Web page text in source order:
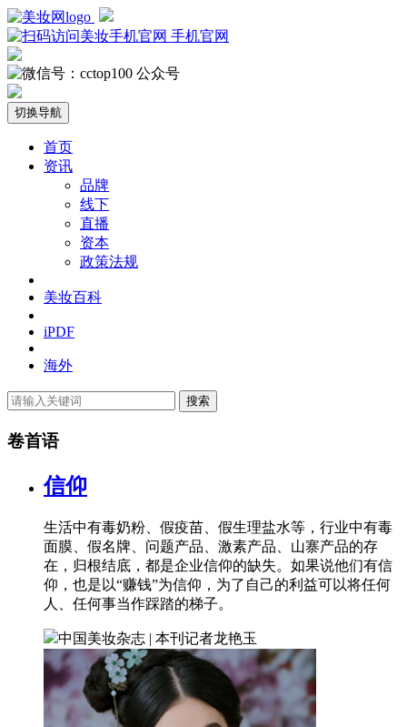
手机官网
公众号
切换导航
首页
资讯
品牌
线下
直播
资本
政策法规
美妆百科
iPDF
海外
搜索
卷首语
信仰
生活中有毒奶粉、假疫苗、假生理盐水等，行业中有毒
面膜、假名牌、问题产品、激素产品、山寨产品的存
在，归根结底，都是企业信仰的缺失。如果说他们有信
仰，也是以“赚钱”为信仰，为了自己的利益可以将任何
人、任何事当作踩踏的梯子。
中国美妆杂志 | 本刊记者龙艳玉